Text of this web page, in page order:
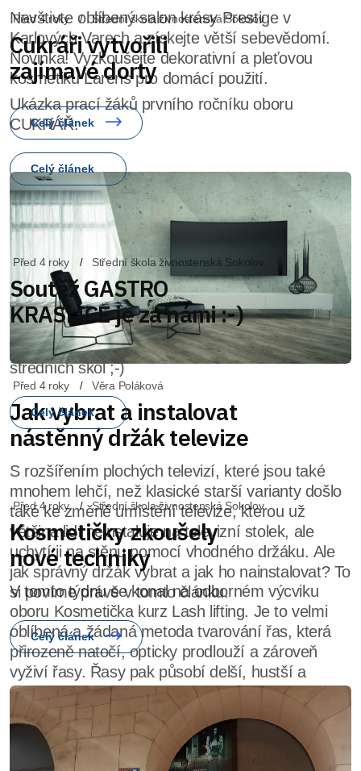
Navštivte oblíbený salon krásy Prestige v
Karlových Varech a získejte větší sebevědomí.
Novinka! Vyzkoušejte dekorativní a pleťovou
kosmetiku Larens pro domácí použití.
Celý článek
Před 4 roky Věra Poláková
Jak vybrat a instalovat
nástěnný držák televize
S rozšířením plochých televizí, které jsou také
mnohem lehčí, než klasické starší varianty došlo
také ke změně umístění televize, kterou už
většina lidí neinstaluje na televizní stolek, ale
uchytí ji na stěnu pomocí vhodného držáku. Ale
jak správný držák vybrat a jak ho nainstalovat? To
si povíme právě v tomto článku.
Celý článek